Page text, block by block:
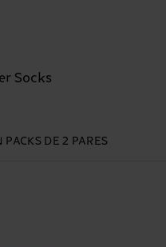
Socks
PACKS DE 2 PARES